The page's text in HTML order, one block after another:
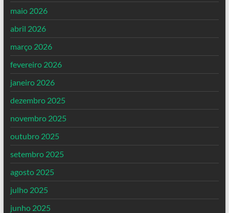
maio 2026
abril 2026
março 2026
fevereiro 2026
janeiro 2026
dezembro 2025
novembro 2025
outubro 2025
setembro 2025
agosto 2025
julho 2025
junho 2025